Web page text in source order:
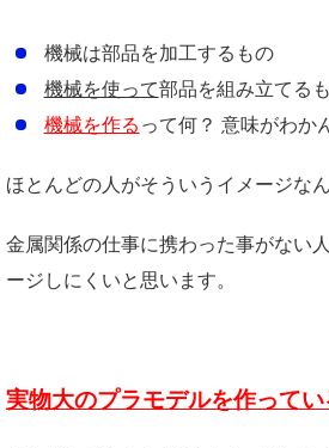
機械は部品を加工するもの
機械を使って部品を組み立てる
機械を作る って何？ 意味がわか
ほとんどの人がそういうイメージな
金属関係の仕事に携わった事がない
ージしにくいと思います。
実物大のプラモデルを作ってい